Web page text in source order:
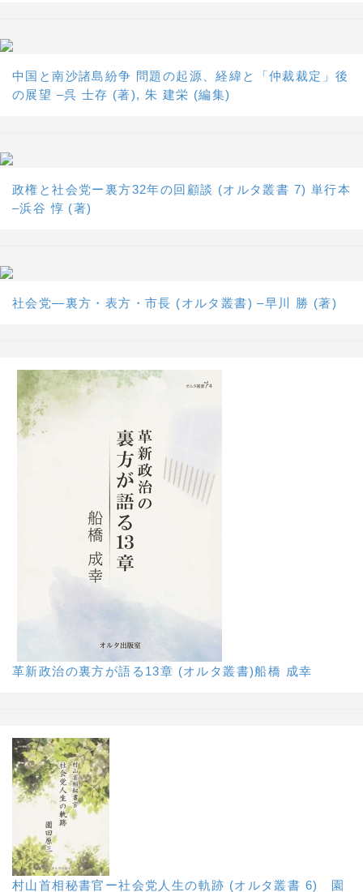
中国と南沙諸島紛争 問題の起源、経緯と「仲裁裁定」後
の展望 –呉 士存 (著), 朱 建栄 (編集)
政権と社会党ー裏方32年の回顧談 (オルタ叢書 7) 単行本
–浜谷 惇 (著)
社会党―裏方・表方・市長 (オルタ叢書) –早川 勝 (著)
革新政治の裏方が語る13章 (オルタ叢書)船橋 成幸
村山首相秘書官ー社会党人生の軌跡 (オルタ叢書 6) 園